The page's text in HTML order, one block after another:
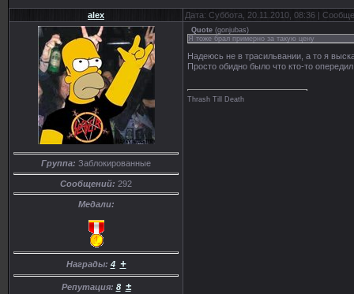
alex Дата: Суббота, 20.11.2010, 08:36 |
Группа: Заблокированные
Сообщений: 292
Медали:
Награды: 4 +
Репутация: 8 ±
Quote (gonjubas)
Я тоже брал примерно за такую цену
Надеюсь не в трасильвании, а то я
Просто обидно было что кто-то
Thrash Till Death